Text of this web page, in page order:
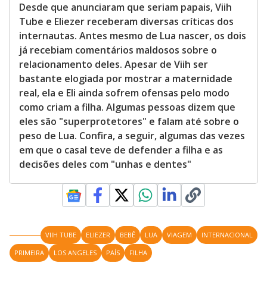
Desde que anunciaram que seriam papais, Viih
Tube e Eliezer receberam diversas críticas dos
internautas. Antes mesmo de Lua nascer, os dois
já recebiam comentários maldosos sobre o
relacionamento deles. Apesar de Viih ser
bastante elogiada por mostrar a maternidade
real, ela e Eli ainda sofrem ofensas pelo modo
como criam a filha. Algumas pessoas dizem que
eles são "superprotetores" e falam até sobre o
peso de Lua. Confira, a seguir, algumas das vezes
em que o casal teve de defender a filha e as
decisões deles com "unhas e dentes"
VIIH TUBE ELIEZER BEBÊ LUA VIAGEM
INTERNACIONAL
PRIMEIRA
LOS ANGELES PAÍS FILHA